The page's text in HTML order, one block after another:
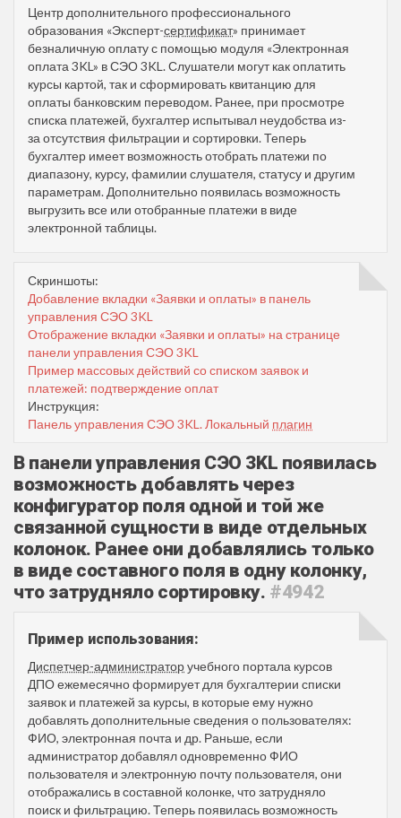
Центр дополнительного профессионального
образования «Эксперт-сертификат» принимает
безналичную оплату с помощью модуля «Электронная
оплата 3KL» в СЭО 3KL. Слушатели могут как оплатить
курсы картой, так и сформировать квитанцию для
оплаты банковским переводом. Ранее, при просмотре
списка платежей, бухгалтер испытывал неудобства из-
за отсутствия фильтрации и сортировки. Теперь
бухгалтер имеет возможность отобрать платежи по
диапазону, курсу, фамилии слушателя, статусу и другим
параметрам. Дополнительно появилась возможность
выгрузить все или отобранные платежи в виде
электронной таблицы.
Скриншоты:
Добавление вкладки «Заявки и оплаты» в панель
управления СЭО 3KL
Отображение вкладки «Заявки и оплаты» на странице
панели управления СЭО 3KL
Пример массовых действий со списком заявок и
платежей: подтверждение оплат
Инструкция:
Панель управления СЭО 3KL. Локальный плагин
В панели управления СЭО 3KL появилась
возможность добавлять через
конфигуратор поля одной и той же
связанной сущности в виде отдельных
колонок. Ранее они добавлялись только
в виде составного поля в одну колонку,
что затрудняло сортировку. #4942
Пример использования:
Диспетчер-администраторучебного портала курсов
ДПО ежемесячно формирует для бухгалтерии списки
заявок и платежей за курсы, в которые ему нужно
добавлять дополнительные сведения о пользователях:
ФИО, электронная почта и др. Раньше, если
администратор добавлял одновременно ФИО
пользователя и электронную почту пользователя, они
отображались в составной колонке, что затрудняло
поиск и фильтрацию. Теперь появилась возможность